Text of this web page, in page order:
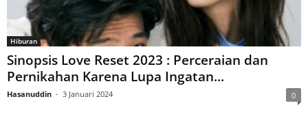
Hiburan
Sinopsis Love Reset 2023 : Perceraian dan
Pernikahan Karena Lupa Ingatan...
Hasanuddin - 3 Januari 2024 0